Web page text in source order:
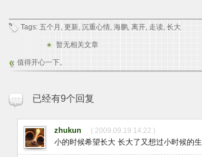
Tags: 五个月 , 更新, 沉重心情, 海鹏, 离开, 走读, 长大
暂无相关文章
值得开心一下。
已经有9个回复
zhukun ( 2009.09.19 14:22 )
小的时候希望长大 长大了又想过小时候的